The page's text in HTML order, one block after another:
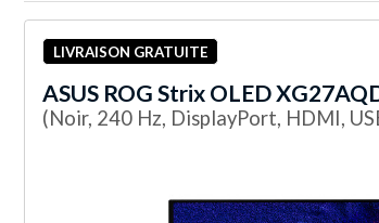
LIVRAISON GRATUITE
ASUS ROG Strix OLED
(Noir, 240 Hz, DisplayPort, HDMI,